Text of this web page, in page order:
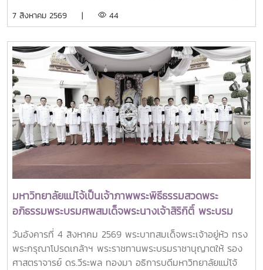
ได้รับเกียรติจาก ศาสตราจารย์ ดร.ยศชนัน วงศ์สวัสดิ์ รองนายก
วิทยาศาสตร์ วิจัยและนวัตกรรม เป็นประธานเปิดงาน ณ โรงแรม
เซ็นทารา แกรนด์ แอท เซ็นทรัลพลาซ่าลาดพร้าว กทม.สำหรับ
การประชุม Thai University Presidential Forum 2026 มี
นายดนุพร ปุณณกันต์ ผู้ช่วยรัฐมนตรีประจำกระทรวง อว.
ทพญ.ศรีญาดา ปาลิมาพันธ์ ที่ปรึกษา รมว.อว. ศ.ดร.ศุภชัย
ปทุมนากุล ปลัดกระทรวง อว. ดร.พันธุ์เพิ่มศักดิ์ อารุณี รองปลัด
กระทรวง อว. นางศรินยา สาขากร ผู้ช่วยปลัดกระทรวง อว.
คณะผู้บริหารหน่วยงานในกระทรวง อว. Professor Tan Eng
Chye, President, National University of Singapore
Professor Yang Bin , Vice Chancellor, Tsinghua
University Council Professor Tan Eng Chye อธิการบดี
มหาวิทยาลัยแห่งชาติสิงคโปร์ Professor Yang Bin รองประธาน
สภามหาวิทยาลัยชิงหวา ตลอดจนประธานที่ประชุมอธิการบดี ทั้ง
4 แห่ง ได้แก่ ที่ประชุมอธิการบดีแห่งประเทศไทย (ทปอ.) ที่ประชุม
อธิการบดีมหาวิทยาลัยราชภัฏ (ทปอ.มรภ.) ที่ประชุมอธิการบดี
มหาวิทยาลัยเทคโนโลยีราชมงคล (ทปอ.มทร.) สมาคมสถาบัน
7 สิงหาคม 2569 | 44
มหาวิทยาลัยแม่โจ้เป็นเจ้าภาพพระพิธีธรรมสวดพระ
อภิธรรมพระบรมศพสมเด็จพระนางเจ้าสิริกิติ์ พระบรม
ราชินีนาถ พระบรมราชชนนีพันปีหลวง พร้อมเข้ากราบ
ถวายบังคมพระศพ สมเด็จพระเจ้าลูกเธอ เจ้าฟ้าพัชรกิติยา
ภา นเรนทิราเทพยวดี กรมหลวงราชสาริณีสิริพัชร มหา
วันอังคารที่ 4 สิงหาคม 2569 พระบาทสมเด็จพระเจ้าอยู่หัว ทรง
พระกรุณาโปรดเกล้าฯ พระราชทานพระบรมราชานุญาตให้ รอง
ศาสตราจารย์ ดร.วีระพล ทองมา อธิการบดีมหาวิทยาลัยแม่โจ้